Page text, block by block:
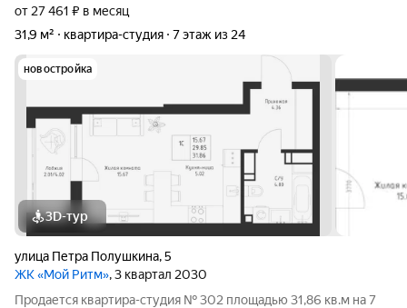
от 27 461 ₽ в месяц
31,9 м²
квартира-студия 7 этаж из 24
новостройка
3D-тур
улица Петра Полушкина,5
ЖК «Мой Ритм», 3 квартал 2030
Продается квартира-студия № 302 площадью 31,86 кв.м на 7